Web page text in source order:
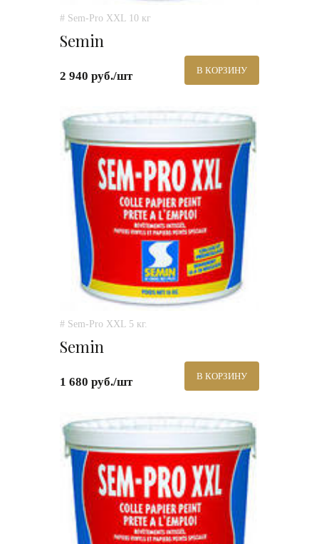
# Sem-Pro XXL 10 кг
Semin
2 940 руб./шт В КОРЗИНУ
# Sem-Pro XXL 5 кг.
Semin
1 680 руб./шт В КОРЗИНУ